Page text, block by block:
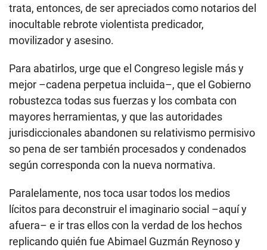
trata, entonces, de ser apreciados como notarios del
inocultable rebrote violentista predicador,
movilizador y asesino.
Para abatirlos, urge que el Congreso legisle más y
mejor –cadena perpetua incluida–, que el Gobierno
robustezca todas sus fuerzas y los combata con
mayores herramientas, y que las autoridades
jurisdiccionales abandonen su relativismo permisivo
so pena de ser también procesados y condenados
según corresponda con la nueva normativa.
Paralelamente, nos toca usar todos los medios
lícitos para deconstruir el imaginario social –aquí y
afuera– e ir tras ellos con la verdad de los hechos
replicando quién fue Abimael Guzmán Reynoso y